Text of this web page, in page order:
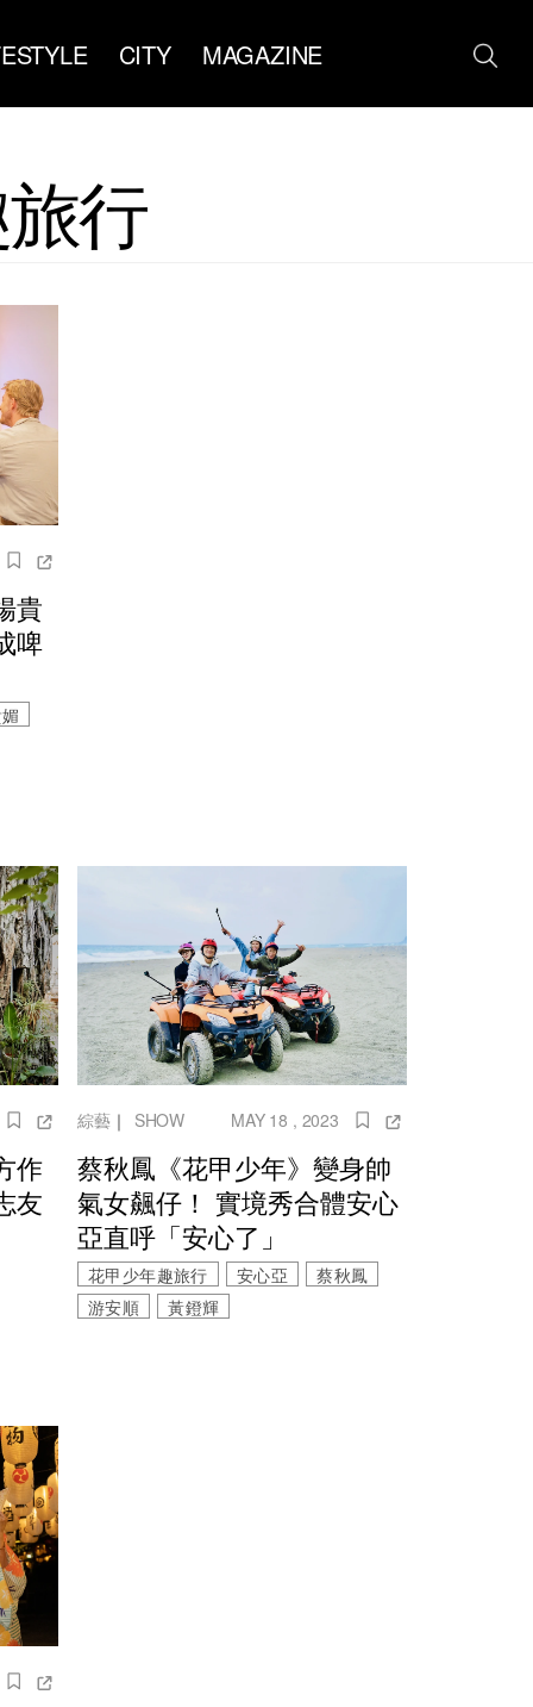
CITY MAGAZINE
旅行
貴
啤
作
友
綜藝 ｜ SHOW MAY 18 , 2023
蔡秋鳳《花甲少年》變身帥
氣女飆仔！ 實境秀合體安心
亞直呼「安心了」
花甲少年趣旅行 安心亞
蔡秋鳳
游安順
黃鐙輝